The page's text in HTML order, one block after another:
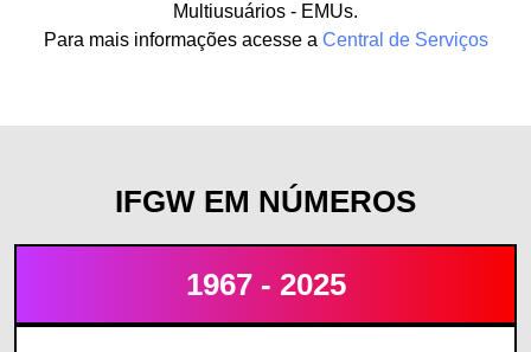
Multiusuários - EMUs.
Para mais informações acesse a Central de Serviços
IFGW EM NÚMEROS
1967 - 2025